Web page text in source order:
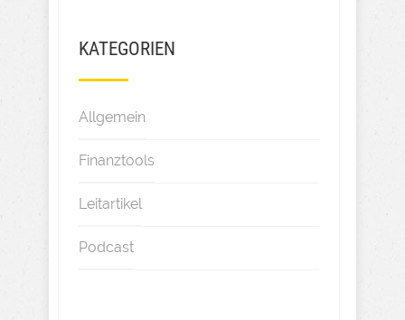
KATEGORIEN
Allgemein
Finanztools
Leitartikel
Podcast